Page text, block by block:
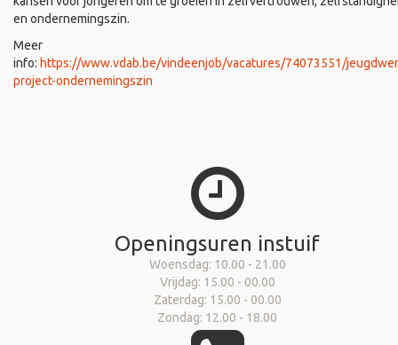
en ondernemingszin.
Meer
info: https://www.vdab.be/vindeenjob/vacatures/74073551/
project-ondernemingszin
Openingsuren instuif
Woensdag: 10.00 - 21.00
Vrijdag: 15.00 - 00.00
Zaterdag: 15.00 - 00.00
Zondag: 12.00 - 18.00